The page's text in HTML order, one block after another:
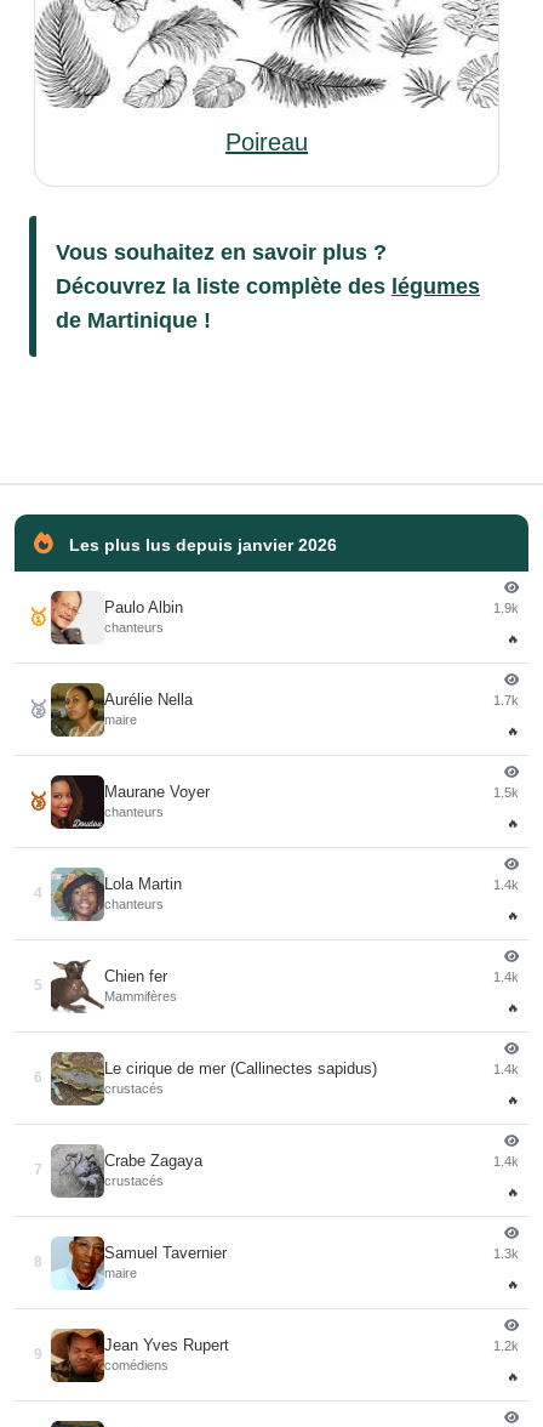
Poireau
Vous souhaitez en savoir plus ?
Découvrez la liste complète des légumes
de Martinique !
Les plus lus depuis janvier 2026
🥇 Paulo Albin
chanteurs
1.9k
🔥
🥈 Aurélie Nella
maire
1.7k
🔥
🥉 Maurane Voyer
chanteurs
1.5k
🔥
4
Lola Martin
chanteurs
1.4k
🔥
5
Chien fer
Mammifères
1.4k
🔥
6
Le cirique de mer (Callinectes sapidus)
crustacés
1.4k
🔥
7
Crabe Zagaya
crustacés
1.4k
🔥
8
Samuel Tavernier
maire
1.3k
🔥
9
Jean Yves Rupert
comédiens
1.2k
🔥